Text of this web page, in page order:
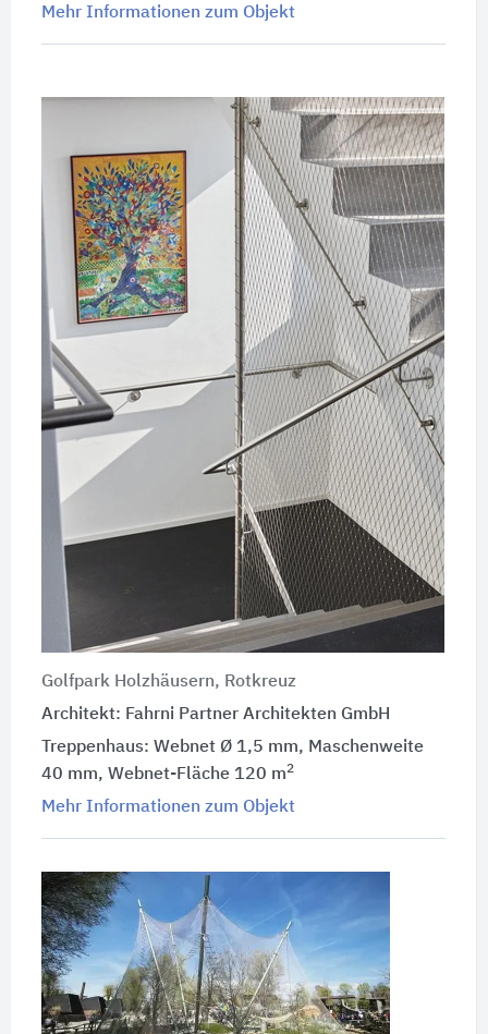
Mehr Informationen zum Objekt
Golfpark Holzhäusern, Rotkreuz
Architekt: Fahrni Partner Architekten GmbH
Treppenhaus: Webnet Ø 1,5 mm, Maschenweite
40 mm, Webnet-Fläche 120 m2
Mehr Informationen zum Objekt